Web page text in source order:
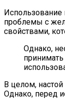
Использование
проблемы с
свойствами,
Однако,
В целом,
Однако, перед